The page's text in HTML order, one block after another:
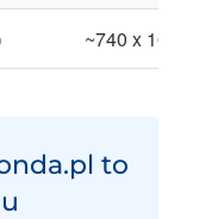
~740 x 1015 x
to